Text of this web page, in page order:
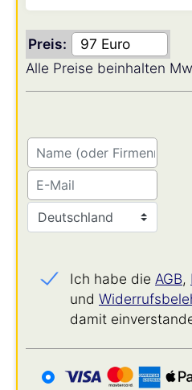
Preis:
Alle Preise beinhalten
Ich habe die AGB,
und
damit